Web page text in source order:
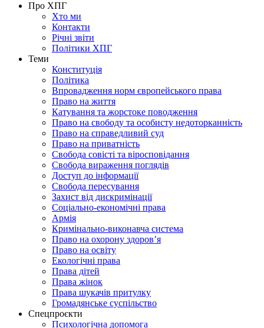
Про ХПГ
Хто ми
Контакти
Річні звіти
Політики ХПГ
Теми
Конституція
Політика
Впровадження норм європейського права
Право на життя
Катування та жорстоке поводження
Право на свободу та особисту недоторканність
Право на справедливий суд
Право на приватність
Свобода совісті та віросповідання
Свобода вираження поглядів
Доступ до інформації
Свобода пересування
Захист від дискримінації
Соціально-економічні права
Армія
Кримінально-виконавча система
Право на охорону здоров’я
Право на освіту
Екологічні права
Права дітей
Права жінок
Права шукачів притулку
Громадянське суспільство
Спецпроєкти
Психологічна допомога